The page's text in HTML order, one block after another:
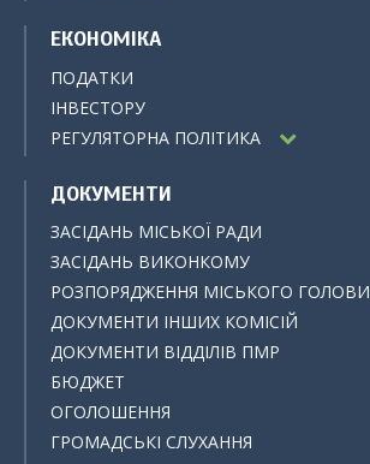
ЕКОНОМІКА
ПОДАТКИ
ІНВЕСТОРУ
РЕГУЛЯТОРНА ПОЛІТИКА
ДОКУМЕНТИ
ЗАСІДАНЬ МІСЬКОЇ РАДИ
ЗАСІДАНЬ ВИКОНКОМУ
РОЗПОРЯДЖЕННЯ МІСЬКОГО ГОЛОВИ
ДОКУМЕНТИ ІНШИХ КОМІСІЙ
ДОКУМЕНТИ ВІДДІЛІВ ПМР
БЮДЖЕТ
ОГОЛОШЕННЯ
ГРОМАДСЬКІ СЛУХАННЯ